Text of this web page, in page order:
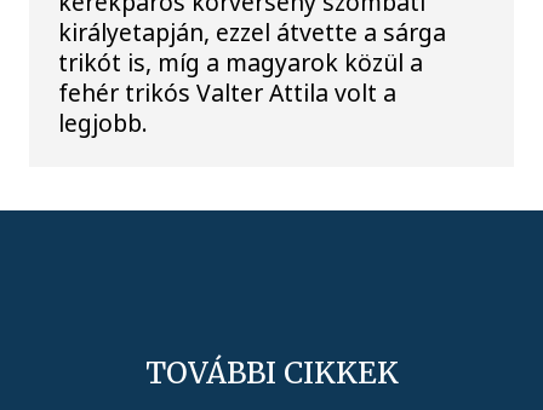
királyetapján, ezzel átvette a sárga
trikót is, míg a magyarok közül a
fehér trikós Valter Attila volt a
legjobb.
TOVÁBBI CIKKEK